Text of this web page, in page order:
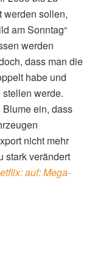
massive
Gleichzeitig
und im
steht
Sie auch:BTS
in…)